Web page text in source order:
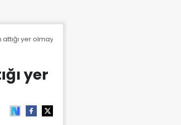
yer olmaya başlamıştır
yer